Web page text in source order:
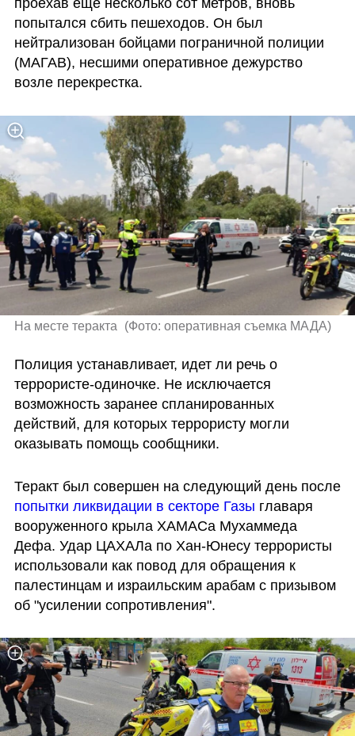
попытался сбить пешеходов. Он был
нейтрализован бойцами пограничной полиции
(МАГАВ), несшими оперативное дежурство
возле перекрестка.
На месте теракта (Фото: оперативная съемка МАДА)
Полиция устанавливает, идет ли речь о
террористе-одиночке. Не исключается
возможность заранее спланированных
действий, для которых террористу могли
оказывать помощь сообщники.
Теракт был совершен на следующий день после
попытки ликвидации в секторе Газы главаря
вооруженного крыла ХАМАСа Мухаммеда
Дефа. Удар ЦАХАЛа по Хан-Юнесу террористы
использовали как повод для обращения к
палестинцам и израильским арабам с призывом
об "усилении сопротивления".